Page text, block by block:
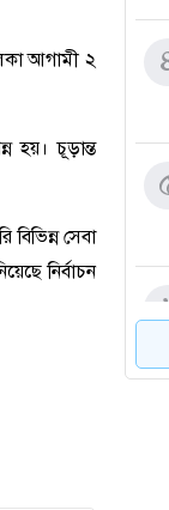
আগামী ২
হয়। চূড়ান্ত
সেবা
নির্বাচন
৬